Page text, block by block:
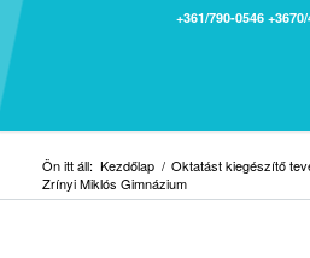
+361/790-0546
Ön itt áll: Kezdőlap / Oktatást kiegészítő
Zrínyi Miklós Gimnázium